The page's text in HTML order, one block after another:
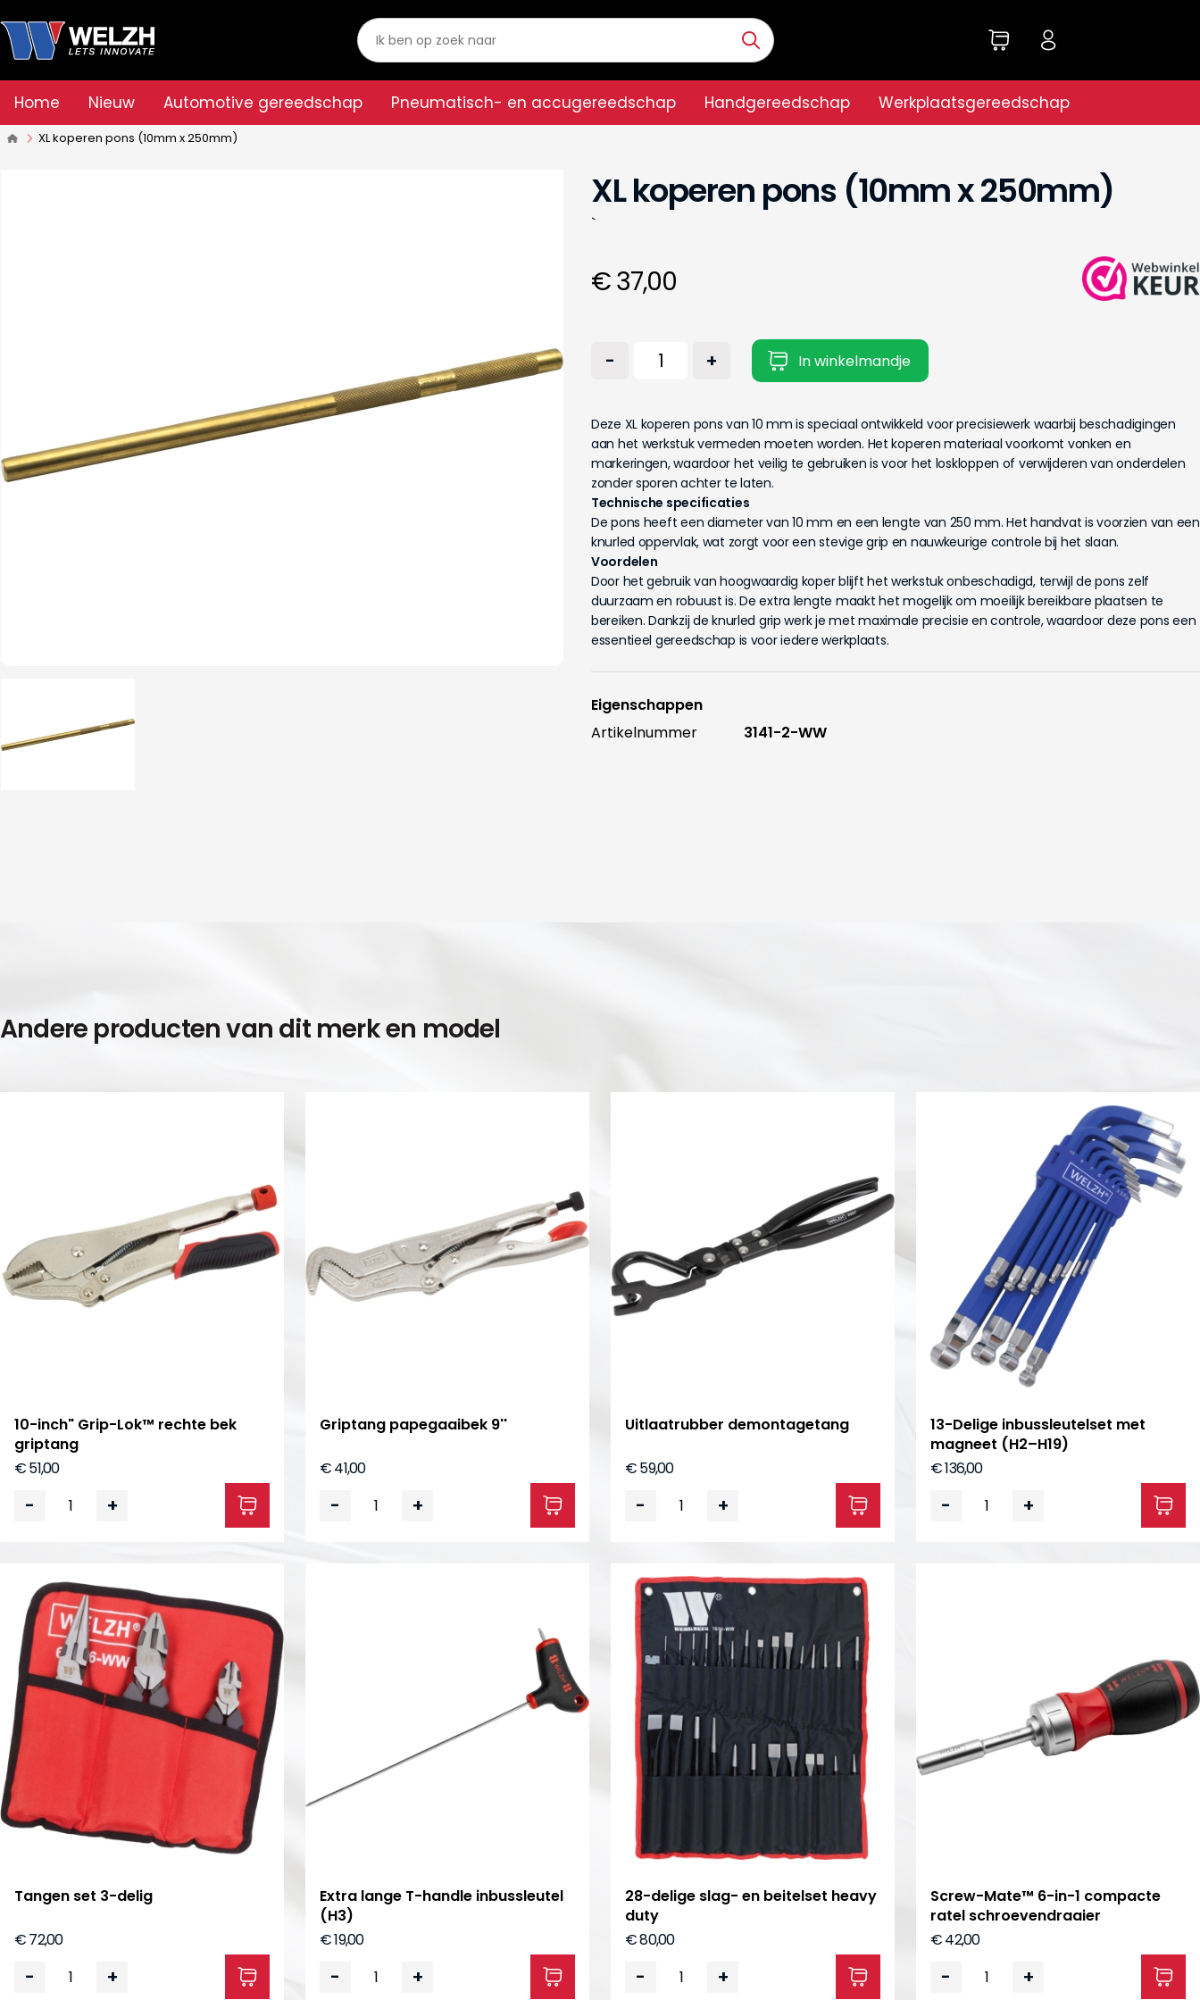
Home Nieuw Automotive gereedschap Pneumatisch- en accugereedschap Handgereedschap Werkplaatsgereedschap
XL koperen pons (10mm x 250mm)
XL koperen pons (10mm x 250mm)
`
€ 37,00
- + In winkelmandje
Deze XL koperen pons van 10 mm is speciaal ontwikkeld voor precisiewerk waarbij beschadigingen
aan het werkstuk vermeden moeten worden. Het koperen materiaal voorkomt vonken en
markeringen, waardoor het veilig te gebruiken is voor het loskloppen of verwijderen van onderdelen
zonder sporen achter te laten.
Technische specificaties
De pons heeft een diameter van 10 mm en een lengte van 250 mm. Het handvat is voorzien van een
knurled oppervlak, wat zorgt voor een stevige grip en nauwkeurige controle bij het slaan.
Voordelen
Door het gebruik van hoogwaardig koper blijft het werkstuk onbeschadigd, terwijl de pons zelf
duurzaam en robuust is. De extra lengte maakt het mogelijk om moeilijk bereikbare plaatsen te
bereiken. Dankzij de knurled grip werk je met maximale precisie en controle, waardoor deze pons een
essentieel gereedschap is voor iedere werkplaats.
Eigenschappen
Artikelnummer
3141-2-WW
Andere producten van dit merk en model
10-inch" Grip-Lok™ rechte bek
griptang
€ 51,00
- +
Griptang papegaaibek 9''
€ 41,00
- +
Uitlaatrubber demontagetang
€ 59,00
- +
13-Delige inbussleutelset met
magneet (H2–H19)
€ 136,00
- +
Tangen set 3-delig
€ 72,00
- +
Extra lange T-handle inbussleutel
(H3)
€ 19,00
- +
28-delige slag- en beitelset heavy
duty
€ 80,00
- +
Screw-Mate™ 6-in-1 compacte
ratel schroevendraaier
€ 42,00
- +